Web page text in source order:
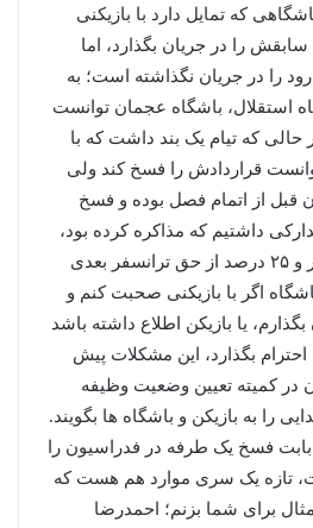
که تمایل دارد با بازیکنی
سابقش را در جریان بگذارد، اما
را در جریان نگذاشته است؛ به
استقلال، باشگاه عجمان توانست
حالی که تیام یک بند داشت که با
می‌توانست قراردادش را فسخ کند ولی
قبل از اتمام فصل بوده و فسخ
داشتیم که مذاکره کرده بود،
کمک کرد تا ۳۵۰ هزار دلار و ۲۵ درصد از حق ترانسفر بعدی
اگر با بازیکنی صحبت کنم و
یا بازیکن اطلاع داشته باشد
احترام بگذارد، این مشکلات پیش
در کمیته تعیین وضعیت وظیفه
را به بازیکن و باشگاه ها بگویند.
بابت فسخ یک طرفه در فدراسیون را
تازه یک سری موارد هم هست که
برای شما بزنم؛ احمدرضا